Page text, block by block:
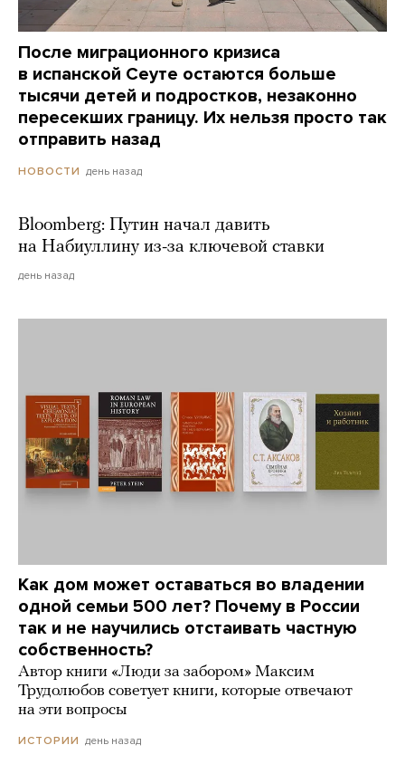
После миграционного кризиса
в испанской Сеуте остаются больше
тысячи детей и подростков, незаконно
пересекших границу. Их нельзя просто так
отправить назад
НОВОСТИ день назад
Bloomberg: Путин начал давить
на Набиуллину из-за ключевой ставки
день назад
Как дом может оставаться во владении
одной семьи 500 лет? Почему в России
так и не научились отстаивать частную
собственность?
Автор книги «Люди за забором» Максим
Трудолюбов советует книги, которые отвечают
на эти вопросы
ИСТОРИИ день назад